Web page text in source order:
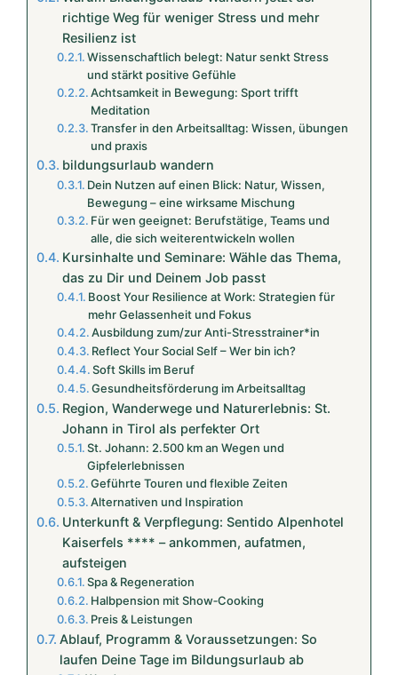
richtige Weg für weniger Stress und mehr
Resilienz ist
Wissenschaftlich belegt: Natur senkt Stress
und stärkt positive Gefühle
Achtsamkeit in Bewegung: Sport trifft
Meditation
Transfer in den Arbeitsalltag: Wissen, übungen
und praxis
bildungsurlaub wandern
Dein Nutzen auf einen Blick: Natur, Wissen,
Bewegung – eine wirksame Mischung
Für wen geeignet: Berufstätige, Teams und
alle, die sich weiterentwickeln wollen
Kursinhalte und Seminare: Wähle das Thema,
das zu Dir und Deinem Job passt
Boost Your Resilience at Work: Strategien für
mehr Gelassenheit und Fokus
Ausbildung zum/zur Anti-Stresstrainer*in
Reflect Your Social Self – Wer bin ich?
Soft Skills im Beruf
Gesundheitsförderung im Arbeitsalltag
Region, Wanderwege und Naturerlebnis: St.
Johann in Tirol als perfekter Ort
St. Johann: 2.500 km an Wegen und
Gipfelerlebnissen
Geführte Touren und flexible Zeiten
Alternativen und Inspiration
Unterkunft & Verpflegung: Sentido Alpenhotel
Kaiserfels **** – ankommen, aufatmen,
aufsteigen
Spa & Regeneration
Halbpension mit Show‑Cooking
Preis & Leistungen
Ablauf, Programm & Voraussetzungen: So
laufen Deine Tage im Bildungsurlaub ab